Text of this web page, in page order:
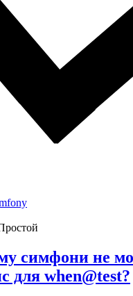
симфони не
для when@test?